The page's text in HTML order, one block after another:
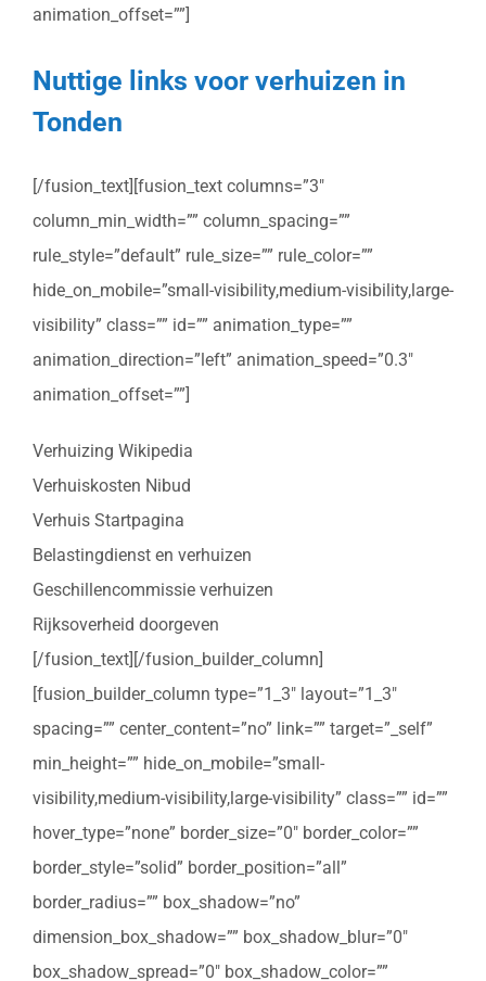
animation_offset=””]
Nuttige links voor verhuizen in
Tonden
[/fusion_text][fusion_text columns=”3″
column_min_width=”” column_spacing=””
rule_style=”default” rule_size=”” rule_color=””
hide_on_mobile=”small-visibility,medium-visibility,large-
visibility” class=”” id=”” animation_type=””
animation_direction=”left” animation_speed=”0.3″
animation_offset=””]
Verhuizing Wikipedia
Verhuiskosten Nibud
Verhuis Startpagina
Belastingdienst en verhuizen
Geschillencommissie verhuizen
Rijksoverheid doorgeven
[/fusion_text][/fusion_builder_column]
[fusion_builder_column type=”1_3″ layout=”1_3″
spacing=”” center_content=”no” link=”” target=”_self”
min_height=”” hide_on_mobile=”small-
visibility,medium-visibility,large-visibility” class=”” id=””
hover_type=”none” border_size=”0″ border_color=””
border_style=”solid” border_position=”all”
border_radius=”” box_shadow=”no”
dimension_box_shadow=”” box_shadow_blur=”0″
box_shadow_spread=”0″ box_shadow_color=””